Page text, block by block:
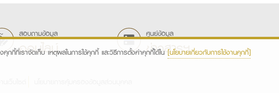
สอบถามข้อมูล
ออนไลน์
ศูนย์ข้อมูล
ข่าวสารฯ
เว็บไซต์
กี้ที่เราจัดเก็บ เหตุผลในการใช้คุกกี้ และวิธีการตั้งค่าคุกกี้ได้ใน [นโยบายเกี่ยวกับการใช้งานคุกกี้]